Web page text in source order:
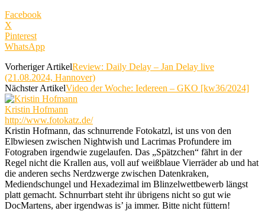
Facebook
X
Pinterest
WhatsApp
Vorheriger ArtikelReview: Daily Delay – Jan Delay live
(21.08.2024, Hannover)
Nächster ArtikelVideo der Woche: Iedereen – GKO [kw36/2024]
Kristin Hofmann
http://www.fotokatz.de/
Kristin Hofmann, das schnurrende Fotokatzl, ist uns von den
Elbwiesen zwischen Nightwish und Lacrimas Profundere im
Fotograben irgendwie zugelaufen. Das „Spätzchen“ fährt in der
Regel nicht die Krallen aus, voll auf weißblaue Vierräder ab und hat
die anderen sechs Nerdzwerge zwischen Datenkraken,
Mediendschungel und Hexadezimal im Blinzelwettbewerb längst
platt gemacht. Schnurrbart steht ihr übrigens nicht so gut wie
DocMartens, aber irgendwas is’ ja immer. Bitte nicht füttern!